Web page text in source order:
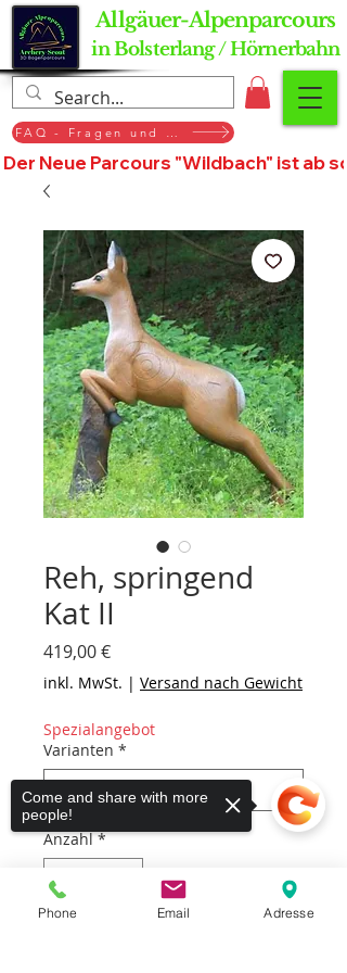
Allgäuer-Alpenparcours
in Bolsterlang / Hörnerbahn
FAQ - Fragen und Antworten
Der Neue Parcours "Wildbach" ist ab
Reh, springend
Kat II
419,00 €Preis
inkl. MwSt. | Versand nach Gewicht
Spezialangebot
Varianten *
Anzahl *
Phone Email Adresse
Come and share with more
people!